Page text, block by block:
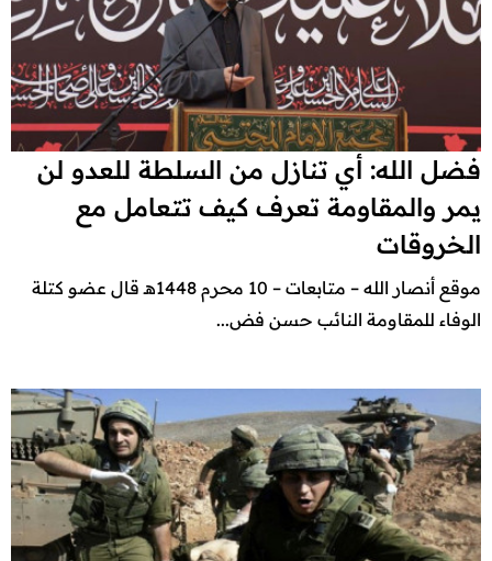
فضل الله: أي تنازل من السلطة للعدو لن
يمر والمقاومة تعرف كيف تتعامل مع
الخروقات
موقع أنصار الله – متابعات – 10 محرم 1448هـ قال عضو كتلة
الوفاء للمقاومة النائب حسن فض...